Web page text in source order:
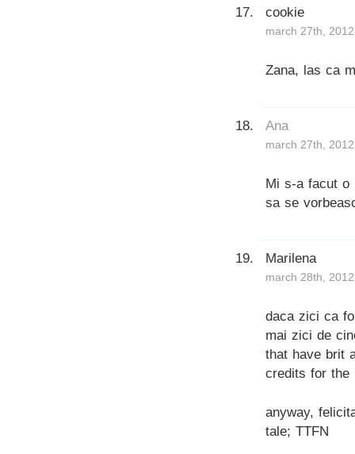
cookie
march 27th,
Zana, las ca
Ana
march 27th,
Mi s-a facut o
sa se
Marilena
march 28th,
daca zici ca
mai zici de
that have brit
credits for the
anyway,
tale; TTFN